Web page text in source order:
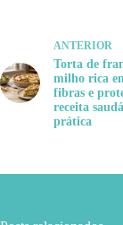
ANTERIOR
Torta de
milho rica
fibras e
receita
prática